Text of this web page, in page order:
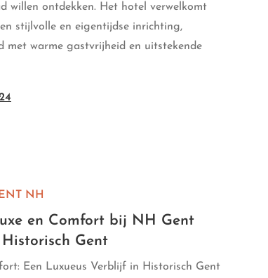
willen ontdekken. Het hotel verwelkomt
stijlvolle en eigentijdse inrichting,
met warme gastvrijheid en uitstekende
NH
en Comfort bij NH Gent
Gent
Een Luxueus Verblijf in Historisch Gent